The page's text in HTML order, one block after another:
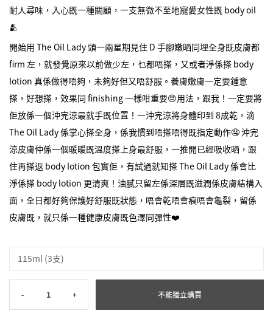
耐人尋味，入心既一種關顧，一支無微不至地寵愛女性既 body oil
🫂
開始用 The Oil Lady 頭一兩星期見住 D 手腳嫩晒同埋全身既皮膚都
firm 左，就發覺原來以前做少左，乜都唔搽，又或者淨係搽 body
lotion 真係做得唔夠，未夠好但又唔舒服。養膚嫩膚一定要鍾意
搽，好想搽，效果同 finishing 一樣咁重要😠用法，跟我！一定要將
佢放係一個沖完涼最就手既位置！一沖完涼將身體印到 8成乾，滴
The Oil Lady 係掌心搽全身，係我慣到唔搽唔得既指定動作🤤 沖完
涼皮膚仲係一個暖暖既溫度搽上身最舒服，一推開已經吸收晒，跟
住再搽返 body lotion 包實佢，有試過就知搽 The Oil Lady 係會比
淨係搽 body lotion 更清爽！油膩只留左係深層既滋潤係皮膚結構入
面，全日都好夠保護好舒服既狀態，唔會乾唔會痕唔會龜裂，留係
皮膚既，就只係一種健康皮膚既色澤同彈性❤️
115ml (3支)
- 1 + 不能獨立購買